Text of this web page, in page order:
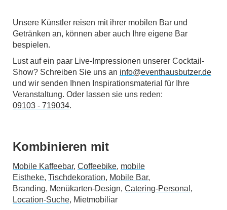
Unsere Künstler reisen mit ihrer mobilen Bar und
Getränken an, können aber auch Ihre eigene Bar
bespielen.
Lust auf ein paar Live-Impressionen unserer Cocktail-
Show? Schreiben Sie uns an info@eventhausbutzer.de
und wir senden Ihnen Inspirationsmaterial für Ihre
Veranstaltung. Oder lassen sie uns reden:
09103 - 719034.
Kombinieren mit
Mobile Kaffeebar, Coffeebike, mobile
Eistheke, Tischdekoration, Mobile Bar,
Branding, Menükarten-Design, Catering-Personal ,
Location-Suche, Mietmobiliar